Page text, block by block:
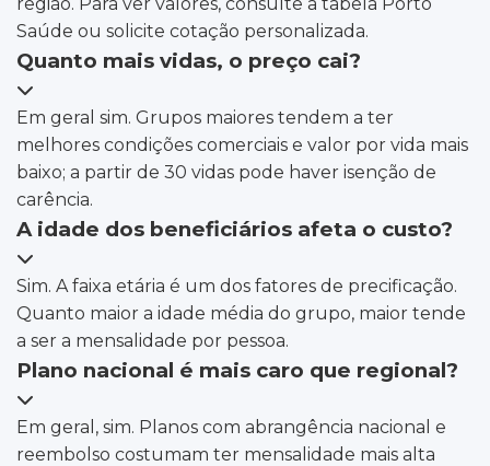
Saúde ou solicite cotação personalizada.
Quanto mais vidas, o preço cai?
Em geral sim. Grupos maiores tendem a ter
melhores condições comerciais e valor por vida mais
baixo; a partir de 30 vidas pode haver isenção de
carência.
A idade dos beneficiários afeta o custo?
Sim. A faixa etária é um dos fatores de precificação.
Quanto maior a idade média do grupo, maior tende
a ser a mensalidade por pessoa.
Plano nacional é mais caro que regional?
Em geral, sim. Planos com abrangência nacional e
reembolso costumam ter mensalidade mais alta